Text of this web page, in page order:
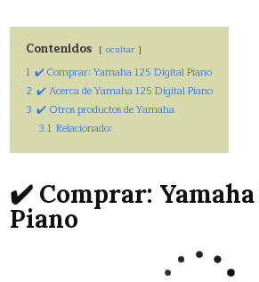
Contenidos ocultar
1 ✔️ Comprar: Yamaha 125 Digital Piano
2 ✔️ Acerca de Yamaha 125 Digital Piano
3 ✔️ Otros productos de Yamaha
3.1 Relacionado:
✔️ Comprar:
Piano